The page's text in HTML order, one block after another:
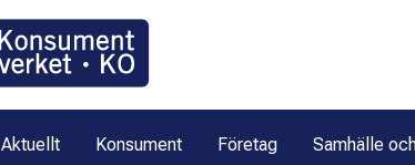
Aktuellt Konsument Företag Samhälle